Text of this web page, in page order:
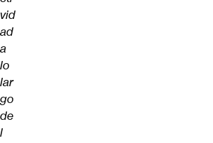
vid
ad
a
lo
lar
go
de
l